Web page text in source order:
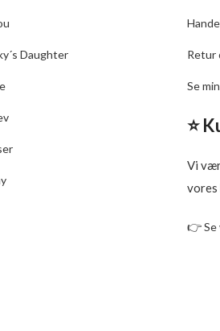
Daughter Retur
Se
⭐
Vi
vores
👉Se